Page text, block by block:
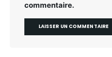
commentaire.